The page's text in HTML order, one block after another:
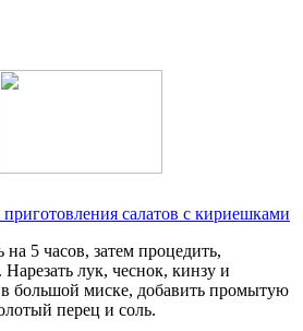
салатов с кириешками
5 часов, затем процедить,
лук, чеснок, кинзу и
большой миске, добавить промытую
перец и соль.